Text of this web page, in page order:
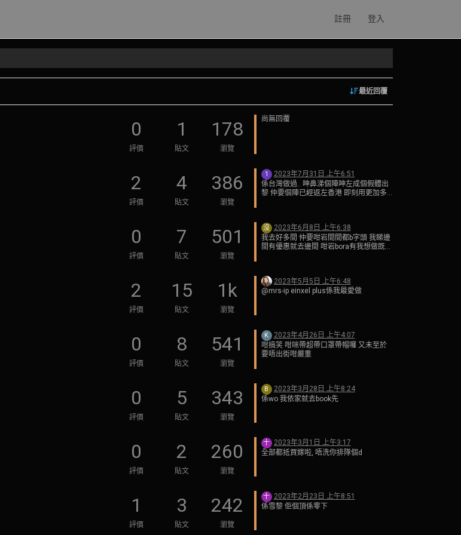
註冊 登入
最近回覆
0
評價
1
貼文
178
瀏覽
尚無回覆
2
評價
4
貼文
386
瀏覽
1
2023年7月31日 上午6:51
係台灣做過.. 呻鼻涕個陣呻左成個假體出
黎 仲要個陣已經返左香港 即刻用更加多
0
評價
7
貼文
501
瀏覽
沒
2023年6月8日 上午6:38
我去好多間 仲要咁岩間間都b字頭 我睇邊
間有優惠就去邊間 咁岩bora有我想做既療
2
評價
15
貼文
1k
瀏覽
2023年5月5日 上午6:48
@mrs-ip einxel plus係我最愛做
0
評價
8
貼文
541
瀏覽
K
2023年4月26日 上午4:07
咁搞笑 咁咪帶超帶口罩帶帽囉 又未至於
要唔出街咁嚴重
0
評價
5
貼文
343
瀏覽
B
2023年3月28日 上午8:24
係wo 我依家就去book先
0
評價
2
貼文
260
瀏覽
十
2023年3月1日 上午3:17
全部都抵買嫁啦, 唔洗你排隊個d
1
評價
3
貼文
242
瀏覽
十
2023年2月23日 上午8:51
係雪黎 佢個頂係零下